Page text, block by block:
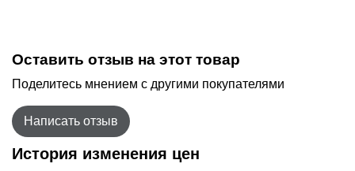
Оставить отзыв на этот товар
Поделитесь мнением с другими покупателями
Написать отзыв
История изменения цен